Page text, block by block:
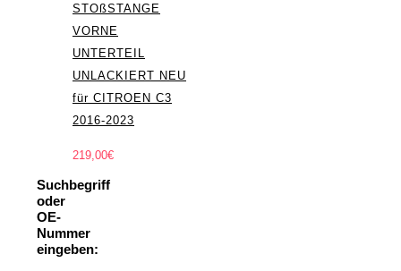
STOßSTANGE
VORNE
UNTERTEIL
UNLACKIERT NEU
für CITROEN C3
2016-2023
219,00€
Suchbegriff
oder
OE-
Nummer
eingeben: